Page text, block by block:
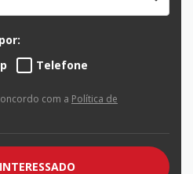
Telefone
com a Política de